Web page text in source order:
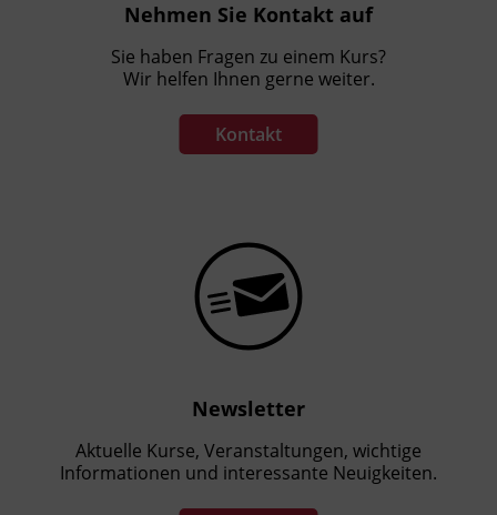
Nehmen Sie Kontakt auf
Sie haben Fragen zu einem Kurs?
Wir helfen Ihnen gerne weiter.
Kontakt
Newsletter
Aktuelle Kurse, Veranstaltungen, wichtige
Informationen und interessante Neuigkeiten.